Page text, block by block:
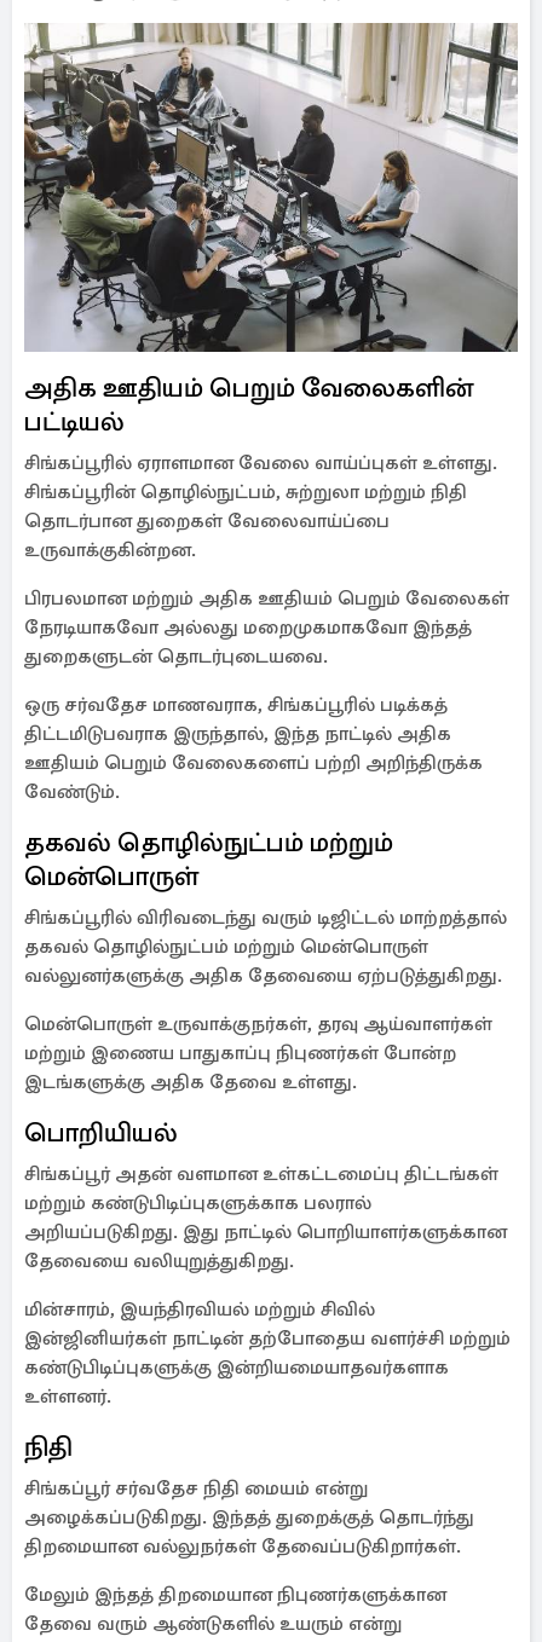
அதிக ஊதியம் பெறும் வேலைகளின்
பட்டியல்
சிங்கப்பூரில் ஏராளமான வேலை வாய்ப்புகள் உள்ளது.
சிங்கப்பூரின் தொழில்நுட்பம், சுற்றுலா மற்றும் நிதி
தொடர்பான துறைகள் வேலைவாய்ப்பை
உருவாக்குகின்றன.
பிரபலமான மற்றும் அதிக ஊதியம் பெறும் வேலைகள்
நேரடியாகவோ அல்லது மறைமுகமாகவோ இந்தத்
துறைகளுடன் தொடர்புடையவை.
ஒரு சர்வதேச மாணவராக, சிங்கப்பூரில் படிக்கத்
திட்டமிடுபவராக இருந்தால், இந்த நாட்டில் அதிக
ஊதியம் பெறும் வேலைகளைப் பற்றி அறிந்திருக்க
வேண்டும்.
தகவல் தொழில்நுட்பம் மற்றும்
மென்பொருள்
சிங்கப்பூரில் விரிவடைந்து வரும் டிஜிட்டல் மாற்றத்தால்
தகவல் தொழில்நுட்பம் மற்றும் மென்பொருள்
வல்லுனர்களுக்கு அதிக தேவையை ஏற்படுத்துகிறது.
மென்பொருள் உருவாக்குநர்கள், தரவு ஆய்வாளர்கள்
மற்றும் இணைய பாதுகாப்பு நிபுணர்கள் போன்ற
இடங்களுக்கு அதிக தேவை உள்ளது.
பொறியியல்
சிங்கப்பூர் அதன் வளமான உள்கட்டமைப்பு திட்டங்கள்
மற்றும் கண்டுபிடிப்புகளுக்காக பலரால்
அறியப்படுகிறது. இது நாட்டில் பொறியாளர்களுக்கான
தேவையை வலியுறுத்துகிறது.
மின்சாரம், இயந்திரவியல் மற்றும் சிவில்
இன்ஜினியர்கள் நாட்டின் தற்போதைய வளர்ச்சி மற்றும்
கண்டுபிடிப்புகளுக்கு இன்றியமையாதவர்களாக
உள்ளனர்.
நிதி
சிங்கப்பூர் சர்வதேச நிதி மையம் என்று
அழைக்கப்படுகிறது. இந்தத் துறைக்குத் தொடர்ந்து
திறமையான வல்லுநர்கள் தேவைப்படுகிறார்கள்.
மேலும் இந்தத் திறமையான நிபுணர்களுக்கான
தேவை வரும் ஆண்டுகளில் உயரும் என்று